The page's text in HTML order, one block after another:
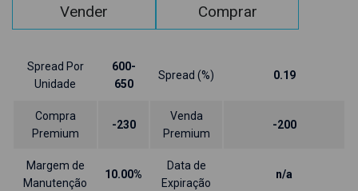
Vender Comprar
Spread Por
Unidade
600-
650
Spread (%) 0.19
Compra
Premium
-230
Venda
Premium
-200
Margem de
Manutenção
10.00%
Data de
Expiração
n/a